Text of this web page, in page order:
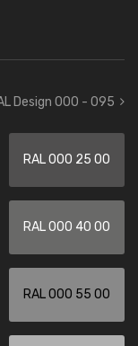
Design 000 - 095
RAL 000 25 00
RAL 000 40 00
RAL 000 55 00